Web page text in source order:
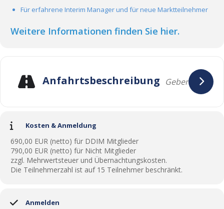
Für erfahrene Interim Manager und für neue Marktteilnehmer
Weitere Informationen finden Sie hier.
Anfahrtsbeschreibung
Kosten & Anmeldung
690,00 EUR (netto) für DDIM Mitglieder
790,00 EUR (netto) für Nicht Mitglieder
zzgl. Mehrwertsteuer und Übernachtungskosten.
Die Teilnehmerzahl ist auf 15 Teilnehmer beschränkt.
Anmelden